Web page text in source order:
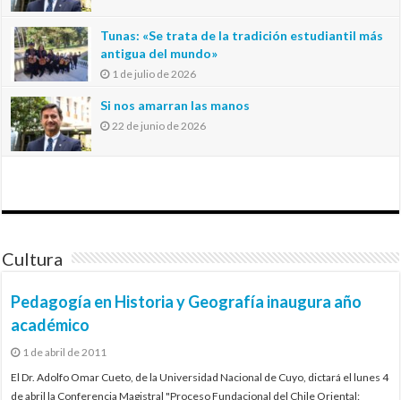
Tunas: «Se trata de la tradición estudiantil más
antigua del mundo»
1 de julio de 2026
Si nos amarran las manos
22 de junio de 2026
Cultura
Pedagogía en Historia y Geografía inaugura año
académico
1 de abril de 2011
El Dr. Adolfo Omar Cueto, de la Universidad Nacional de Cuyo, dictará el lunes 4
de abril la Conferencia Magistral "Proceso Fundacional del Chile Oriental: